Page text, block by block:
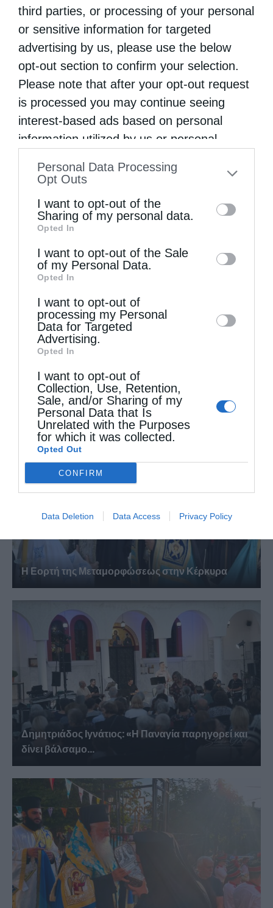
third parties, or processing of your personal
or sensitive information for targeted
advertising by us, please use the below
opt-out section to confirm your selection.
Please note that after your opt-out request
is processed you may continue seeing
interest-based ads based on personal
information utilized by us or personal
to your opt-out. You may separately opt-out
information by third parties on the IAB’s list
of downstream participants. This
information may also be disclosed by us to
third parties on theIAB’s List of
Downstream Participants
disclose it to other third parties.
Personal Data Processing
Opt Outs
I want to opt-out of the
Sharing of my personal data.
Opted In
I want to opt-out of the Sale
of my Personal Data.
Opted In
I want to opt-out of
processing my Personal
Data for Targeted
Advertising.
Opted In
I want to opt-out of
Collection, Use, Retention,
Sale, and/or Sharing of my
Personal Data that Is
Unrelated with the Purposes
for which it was collected.
Opted Out
CONFIRM
Data Deletion Data Access Privacy Policy
Χειροθεσία Πνευματικού και Οικονόμου στις
Πινακάτες
Η Εορτή του Αγίου Καλλινίκου στην Καστοριά
(ΦΩΤΟ)
Η Καστοριά τίμησε τον προστάτη των παιδιών
της,...
Η Εορτή της Μεταμορφώσεως στην Κέρκυρα
Δημητριάδος Ιγνάτιος: «Η Παναγία παρηγορεί και
δίνει βάλσαμο...